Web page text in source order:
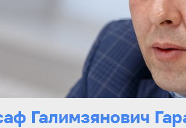
Расчетный счет:
Полное наименование банка: Банк